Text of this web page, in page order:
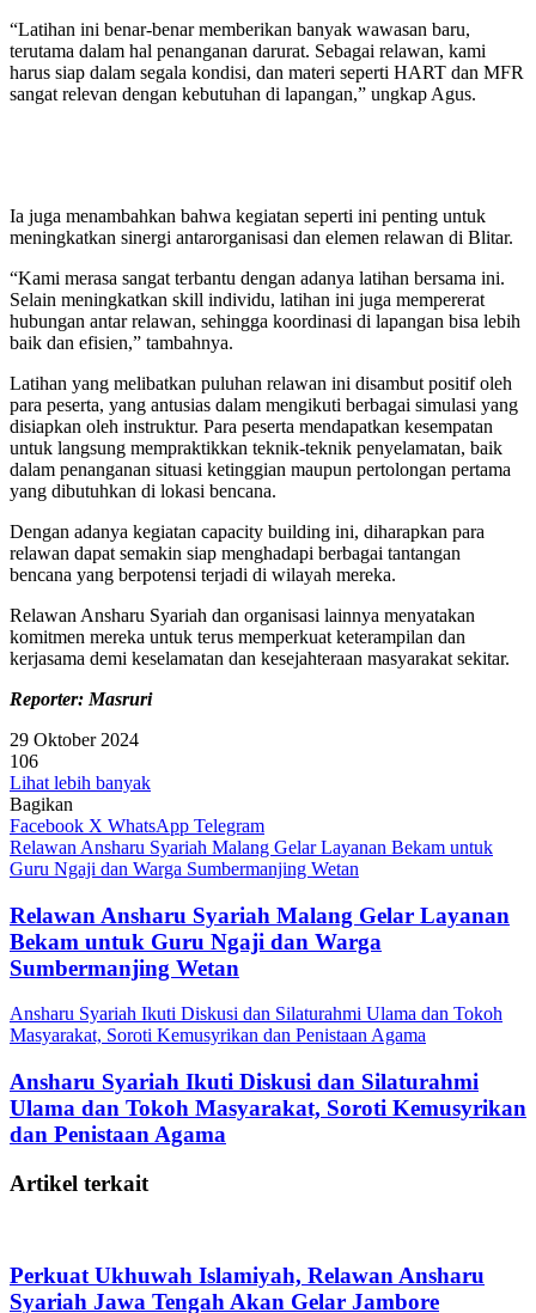
“Latihan ini benar-benar memberikan banyak wawasan baru,
terutama dalam hal penanganan darurat. Sebagai relawan, kami
harus siap dalam segala kondisi, dan materi seperti HART dan MFR
sangat relevan dengan kebutuhan di lapangan,” ungkap Agus.
Ia juga menambahkan bahwa kegiatan seperti ini penting untuk
meningkatkan sinergi antarorganisasi dan elemen relawan di Blitar.
“Kami merasa sangat terbantu dengan adanya latihan bersama ini.
Selain meningkatkan skill individu, latihan ini juga mempererat
hubungan antar relawan, sehingga koordinasi di lapangan bisa lebih
baik dan efisien,” tambahnya.
Latihan yang melibatkan puluhan relawan ini disambut positif oleh
para peserta, yang antusias dalam mengikuti berbagai simulasi yang
disiapkan oleh instruktur. Para peserta mendapatkan kesempatan
untuk langsung mempraktikkan teknik-teknik penyelamatan, baik
dalam penanganan situasi ketinggian maupun pertolongan pertama
yang dibutuhkan di lokasi bencana.
Dengan adanya kegiatan capacity building ini, diharapkan para
relawan dapat semakin siap menghadapi berbagai tantangan
bencana yang berpotensi terjadi di wilayah mereka.
Relawan Ansharu Syariah dan organisasi lainnya menyatakan
komitmen mereka untuk terus memperkuat keterampilan dan
kerjasama demi keselamatan dan kesejahteraan masyarakat sekitar.
Reporter: Masruri
29 Oktober 2024
106
Lihat lebih banyak
Bagikan
Facebook X WhatsApp Telegram
Relawan Ansharu Syariah Malang Gelar Layanan Bekam untuk
Guru Ngaji dan Warga Sumbermanjing Wetan
Relawan Ansharu Syariah Malang Gelar Layanan
Bekam untuk Guru Ngaji dan Warga
Sumbermanjing Wetan
Ansharu Syariah Ikuti Diskusi dan Silaturahmi Ulama dan Tokoh
Masyarakat, Soroti Kemusyrikan dan Penistaan Agama
Ansharu Syariah Ikuti Diskusi dan Silaturahmi
Ulama dan Tokoh Masyarakat, Soroti Kemusyrikan
dan Penistaan Agama
Artikel terkait
Perkuat Ukhuwah Islamiyah, Relawan Ansharu
Syariah Jawa Tengah Akan Gelar Jambore